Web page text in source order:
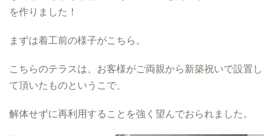
を作りました！
まずは着工前の様子がこちら。
こちらのテラスは、お客様がご両親から新築祝いで設置し
て頂いたものというこで、
解体せずに再利用することを強く望んでおられました。